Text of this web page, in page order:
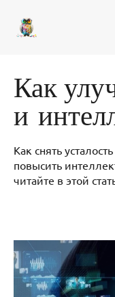
Как
и
Как снять
повысить
читайте в этой